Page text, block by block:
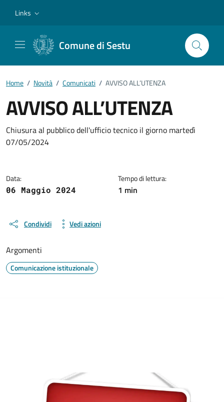
Links
Comune di Sestu
Home / Novità / Comunicati / AVVISO ALL’UTENZA
AVVISO ALL’UTENZA
Dettagli della notizia
Chiusura al pubblico dell'ufficio tecnico il giorno martedì
07/05/2024
Data:
06 Maggio 2024
Tempo di lettura:
1 min
Condividi Vedi azioni
Argomenti
Comunicazione istituzionale